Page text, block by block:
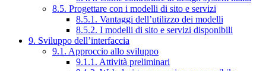
8.5. Progettare con i modelli di sito e servizi
8.5.1. Vantaggi dell’utilizzo dei modelli
8.5.2. I modelli di sito e servizi disponibili
9. Sviluppo dell’interfaccia
9.1. Approccio allo sviluppo
9.1.1. Attività preliminari